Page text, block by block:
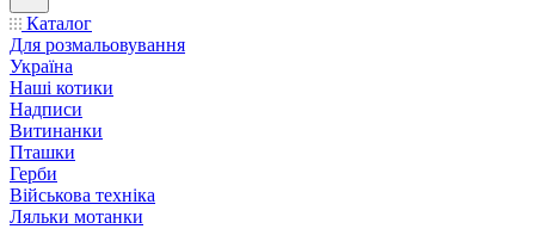
Каталог
Для розмальовування
Україна
Наші котики
Надписи
Витинанки
Пташки
Герби
Військова техніка
Ляльки мотанки